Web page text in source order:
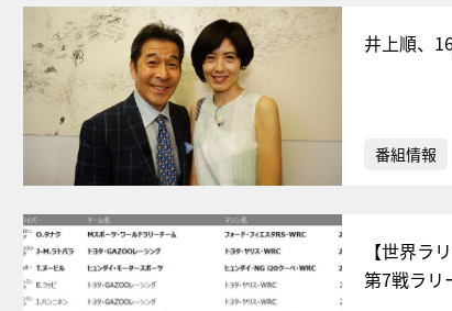
井上順、
番組情報
【世界ラ
第7戦ラリ